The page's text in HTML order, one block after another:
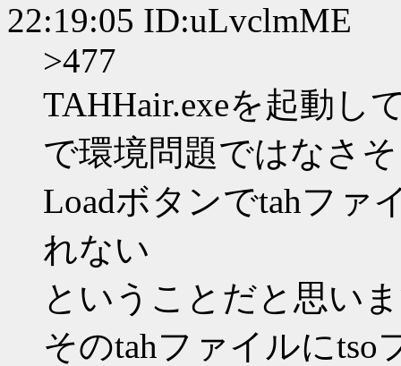
22:19:05 ID:uLvclmME
>477
TAHHair.exeを起動し
で環境問題ではなさ
Loadボタンでtahファ
れない
ということだと思い
そのtahファイルに